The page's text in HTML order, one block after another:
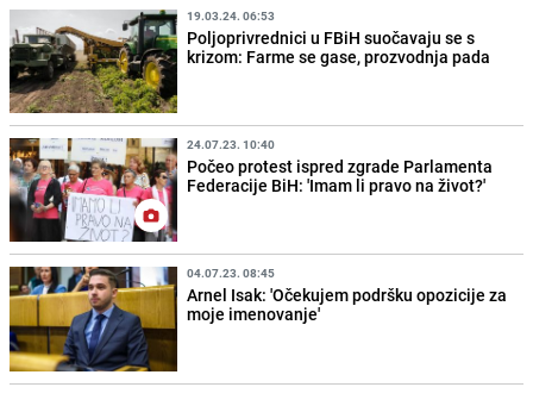
19.03.24. 06:53
Poljoprivrednici u FBiH suočavaju se s
krizom: Farme se gase, prozvodnja pada
24.07.23. 10:40
Počeo protest ispred zgrade Parlamenta
Federacije BiH: 'Imam li pravo na život?'
04.07.23. 08:45
Arnel Isak: 'Očekujem podršku opozicije za
moje imenovanje'